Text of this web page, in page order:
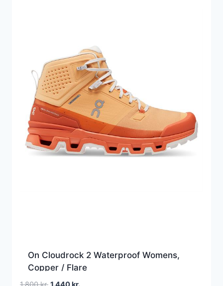
On Cloudrock 2 Waterproof Womens,
Copper / Flare
Den
Den